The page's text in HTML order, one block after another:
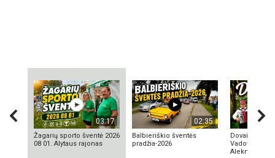
03:17
Žagarių sporto šventė 2026
08 01. Alytaus rajonas
02:35
Balbieriškio šventės
pradžia-2026
Dovainonių
Vadovas
Aleknavičius